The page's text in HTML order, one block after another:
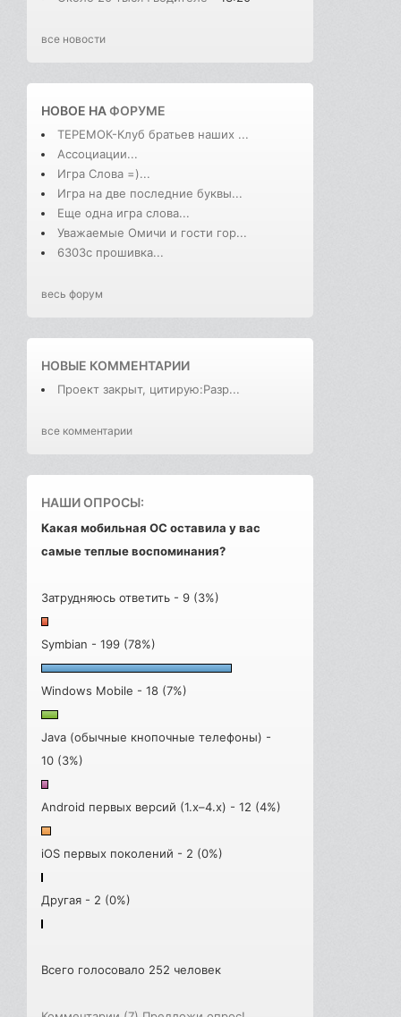
все новости
НОВОЕ НАФОРУМЕ
ТЕРЕМОК-Клуб братьев наших ...
Ассоциации...
Игра Слова =)...
Игра на две последние буквы...
Еще одна игра слова...
Уважаемые Омичи и гости гор...
6303с прошивка...
весь форум
НОВЫЕ КОММЕНТАРИИ
Проект закрыт, цитирую:Разр...
все комментарии
НАШИ ОПРОСЫ:
Какая мобильная ОС оставила у вас
самые теплые воспоминания?
Затрудняюсь ответить - 9 (3%)
Symbian - 199 (78%)
Windows Mobile - 18 (7%)
Java (обычные кнопочные телефоны) -
10 (3%)
Android первых версий (1.x–4.x) - 12 (4%)
iOS первых поколений - 2 (0%)
Другая - 2 (0%)
Всего голосовало 252 человек